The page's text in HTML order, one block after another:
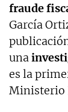
fraude
García
una
es la
Ministerio